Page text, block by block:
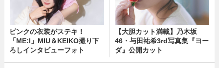
ピンクの衣装がステキ！
「ME:I」MIU＆KEIKO撮り下
ろしインタビューフォト
【大胆カット満載】乃木坂
46・与田祐希3rd写真集『ヨー
ダ』公開カット